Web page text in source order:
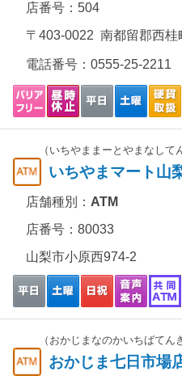
店番号：504
〒403-0022 南都留郡西桂
電話番号： 0555-25-2211
（いちやままーとやまなして
いちやまマート山
店舗種別： ATM
店番号：80033
山梨市小原西974-2
（おかじまなのかいちばてん
おかじま七日市場